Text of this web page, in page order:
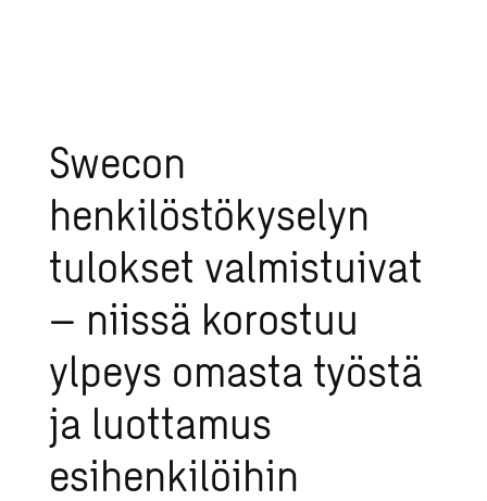
Swecon
henkilöstökyselyn
tulokset valmistuivat
– niissä korostuu
ylpeys omasta työstä
ja luottamus
esihenkilöihin